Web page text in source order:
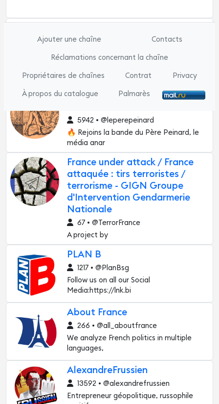
🇺🇦 (Groupe de secours)
8581 • @russieukraineguerre
de suivr
Le Père Peinard - L'info
5942 • @leperepeinard
🔥 Rejoins la bande du Père Peinard, le
média anar
France under attack / France
attaquée : tirs terroristes /
terrorisme - GIGN Groupe
d'Intervention Gendarmerie
Nationale
67 • @TerrorFrance
A project by
PLAN B
1217 • @PlanBsg
Follow us on all our Social
Media:https://lnk.bi
About France
266 • @all_aboutfrance
We analyze French politics in multiple
languages,
AlexandreFrussien
13592 • @alexandrefrussien
Entrepreneur géopolitique, russophile
Ajouter une chaîne Contacts
Réclamations concernant la chaîne
Propriétaires de chaînes Contrat Privacy
À propos du catalogue Palmarès